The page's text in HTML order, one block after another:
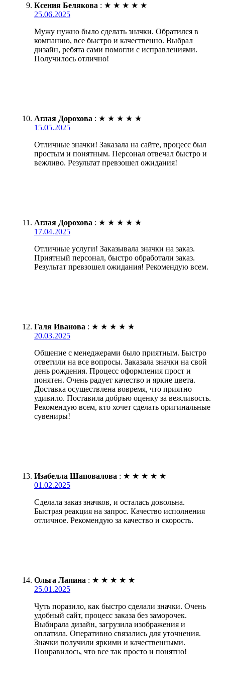
Ксения Белякова : ★ ★ ★ ★ ★
25.06.2025
Мужу нужно было сделать значки. Обратился в
компанию, все быстро и качественно. Выбрал
дизайн, ребята сами помогли с исправлениями.
Получилось отлично!
Аглая Дорохова : ★ ★ ★ ★ ★
15.05.2025
Отличные значки! Заказала на сайте, процесс был
простым и понятным. Персонал отвечал быстро и
вежливо. Результат превзошел ожидания!
Аглая Дорохова : ★ ★ ★ ★ ★
17.04.2025
Отличные услуги! Заказывала значки на заказ.
Приятный персонал, быстро обработали заказ.
Результат превзошел ожидания! Рекомендую всем.
Галя Иванова : ★ ★ ★ ★ ★
20.03.2025
Общение с менеджерами было приятным. Быстро
ответили на все вопросы. Заказала значки на свой
день рождения. Процесс оформления прост и
понятен. Очень радует качество и яркие цвета.
Доставка осуществлена вовремя, что приятно
удивило. Поставила добръю оценку за вежливость.
Рекомендую всем, кто хочет сделать оригинальные
сувениры!
Изабелла Шаповалова : ★ ★ ★ ★ ★
01.02.2025
Сделала заказ значков, и осталась довольна.
Быстрая реакция на запрос. Качество исполнения
отличное. Рекомендую за качество и скорость.
Ольга Лапина : ★ ★ ★ ★ ★
25.01.2025
Чуть поразило, как быстро сделали значки. Очень
удобный сайт, процесс заказа без заморочек.
Выбирала дизайн, загрузила изображения и
оплатила. Оперативно связались для уточнения.
Значки получили яркими и качественными.
Понравилось, что все так просто и понятно!